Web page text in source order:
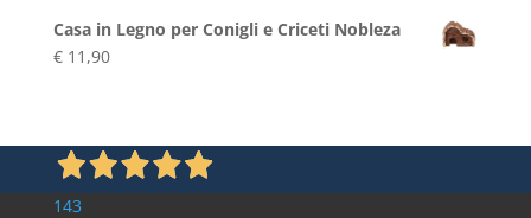
originaleattuale
Casa in Legno per Conigli e Criceti Nobleza
€11,90
143